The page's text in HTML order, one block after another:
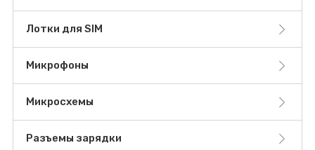
Лотки для SIM
Микрофоны
Микросхемы
Разъемы зарядки